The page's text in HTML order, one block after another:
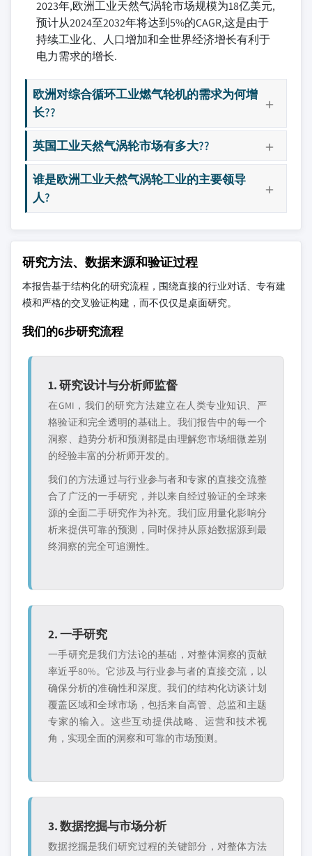
2023年,欧洲工业天然气涡轮市场规模为18亿美元,
预计从2024至2032年将达到5%的CAGR,这是由于
持续工业化、人口增加和全世界经济增长有利于
电力需求的增长.
欧洲对综合循环工业燃气轮机的需求为何增
长??
英国工业天然气涡轮市场有多大??
谁是欧洲工业天然气涡轮工业的主要领导
人?
研究方法、数据来源和验证过程
本报告基于结构化的研究流程，围绕直接的行业对话、专有建
模和严格的交叉验证构建，而不仅仅是桌面研究。
我们的6步研究流程
1. 研究设计与分析师监督
在GMI，我们的研究方法建立在人类专业知识、严
格验证和完全透明的基础上。我们报告中的每一个
洞察、趋势分析和预测都是由理解您市场细微差别
的经验丰富的分析师开发的。
我们的方法通过与行业参与者和专家的直接交流整
合了广泛的一手研究，并以来自经过验证的全球来
源的全面二手研究作为补充。我们应用量化影响分
析来提供可靠的预测，同时保持从原始数据源到最
终洞察的完全可追溯性。
2. 一手研究
一手研究是我们方法论的基础，对整体洞察的贡献
率近乎80%。它涉及与行业参与者的直接交流，以
确保分析的准确性和深度。我们的结构化访谈计划
覆盖区域和全球市场，包括来自高管、总监和主题
专家的输入。这些互动提供战略、运营和技术视
角，实现全面的洞察和可靠的市场预测。
3. 数据挖掘与市场分析
数据挖掘是我们研究过程的关键部分，对整体方法